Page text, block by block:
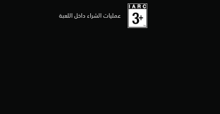
عمليات الشراء داخل اللعبة